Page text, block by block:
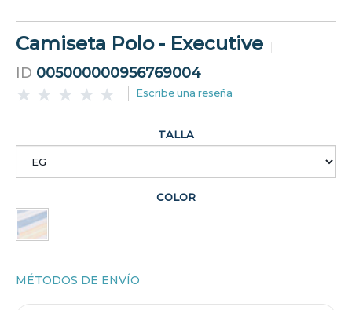
Camiseta Polo - Executive
ID 005000000956769004
Escribe una reseña
TALLA
COLOR
MÉTODOS DE ENVÍO